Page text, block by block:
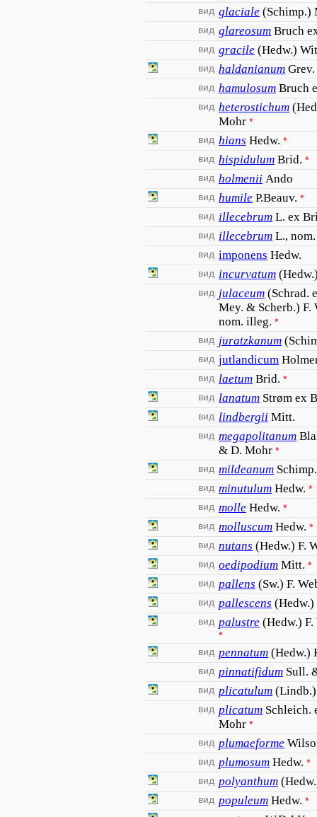
вид glaciale (Schimp.)
вид glareosum Bruch
вид gracile (Hedw.)
вид haldanianum Grev.
вид hamulosum Bruch
вид heterostichum
Mohr *
вид hians Hedw. *
вид hispidulum Brid. *
вид holmenii Ando
вид humile P.Beauv. *
вид illecebrum L. ex
вид illecebrum L.,
вид imponens Hedw.
вид incurvatum
вид julaceum (Schrad.
Mey. & Scherb.) F.
nom. illeg. *
вид juratzkanum
вид jutlandicum
вид laetum Brid. *
вид lanatum Strøm ex
вид lindbergii Mitt.
вид megapolitanum
& D. Mohr *
вид mildeanum Schimp.
вид minutulum Hedw. *
вид molle Hedw. *
вид molluscum Hedw. *
вид nutans (Hedw.) F.
вид oedipodium Mitt. *
вид pallens (Sw.) F.
вид pallescens (Hedw.)
вид palustre (Hedw.)
*
вид pennatum (Hedw.)
вид pinnatifidum Sull.
вид plicatulum (Lindb.)
вид plicatum Schleich.
Mohr *
вид plumaeforme
вид plumosum Hedw. *
вид polyanthum
вид populeum Hedw. *